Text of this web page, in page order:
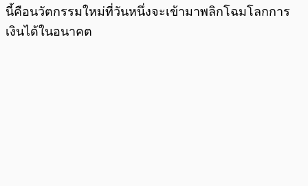
นี้คือนวัตกรรมใหม่ที่วันหนึ่งจะเข้ามาพลิกโฉมโลกการ
เงินได้ในอนาคต